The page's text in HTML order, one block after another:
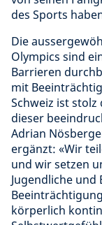
des Sports
Die
Olympics sind
Barrieren
mit
Schweiz ist
dieser
Adrian
ergänzt: «Wir
und wir setzen
Jugendliche
körperlich